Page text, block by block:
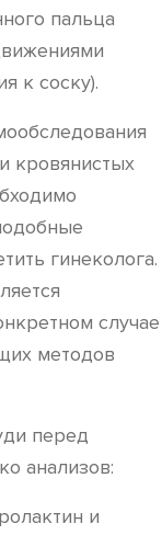
пальца
к соску).
кровянистых
гинеколога.
случае
методов
перед
анализов:
и